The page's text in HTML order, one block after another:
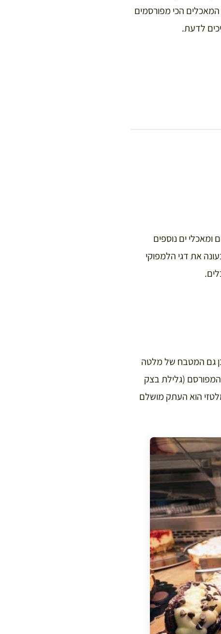
המאכלים הכי מפורסמים
לדעת.
ומאכלי ים נוספים
את דגי הלמפוקי
גם המטבח של מלטה
(גלילת בצק
הוא העתק מושלם